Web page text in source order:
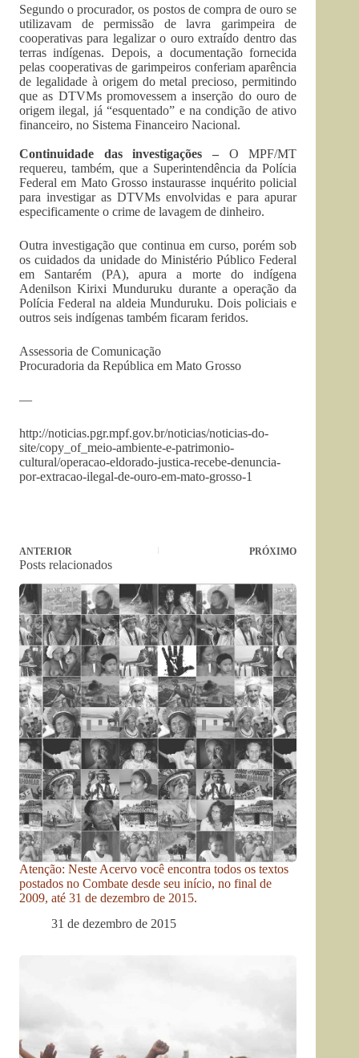
Segundo o procurador, os postos de compra de ouro se
utilizavam de permissão de lavra garimpeira de
cooperativas para legalizar o ouro extraído dentro das
terras indígenas. Depois, a documentação fornecida
pelas cooperativas de garimpeiros conferiam aparência
de legalidade à origem do metal precioso, permitindo
que as DTVMs promovessem a inserção do ouro de
origem ilegal, já “esquentado” e na condição de ativo
financeiro, no Sistema Financeiro Nacional.
Continuidade das investigações –O MPF/MT
requereu, também, que a Superintendência da Polícia
Federal em Mato Grosso instaurasse inquérito policial
para investigar as DTVMs envolvidas e para apurar
especificamente o crime de lavagem de dinheiro.
Outra investigação que continua em curso, porém sob
os cuidados da unidade do Ministério Público Federal
em Santarém (PA), apura a morte do indígena
Adenilson Kirixi Munduruku durante a operação da
Polícia Federal na aldeia Munduruku. Dois policiais e
outros seis indígenas também ficaram feridos.
Assessoria de Comunicação
Procuradoria da República em Mato Grosso
—
http://noticias.pgr.mpf.gov.br/noticias/noticias-do-
site/copy_of_meio-ambiente-e-patrimonio-
cultural/operacao-eldorado-justica-recebe-denuncia-
por-extracao-ilegal-de-ouro-em-mato-grosso-1
ANTERIOR PRÓXIMO
Posts relacionados
Atenção: Neste Acervo você encontra todos os textos
postados no Combate desde seu início, no final de
2009, até 31 de dezembro de 2015.
31 de dezembro de 2015